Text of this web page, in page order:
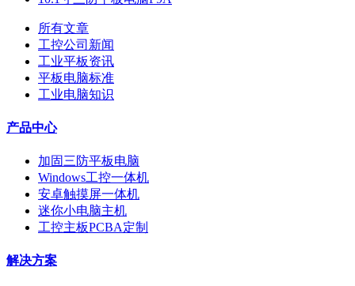
所有文章
工控公司新闻
工业平板资讯
平板电脑标准
工业电脑知识
产品中心
加固三防平板电脑
Windows工控一体机
安卓触摸屏一体机
迷你小电脑主机
工控主板PCBA定制
解决方案